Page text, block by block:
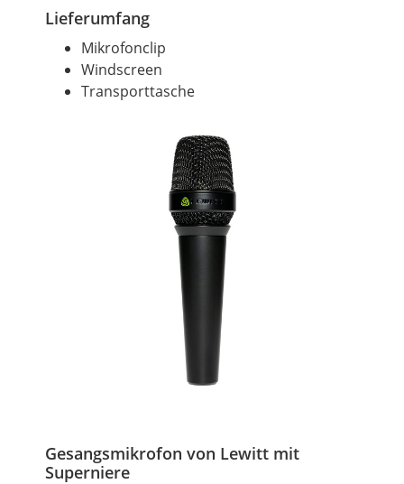
Lieferumfang
Mikrofonclip
Windscreen
Transporttasche
Gesangsmikrofon von Lewitt mit
Superniere